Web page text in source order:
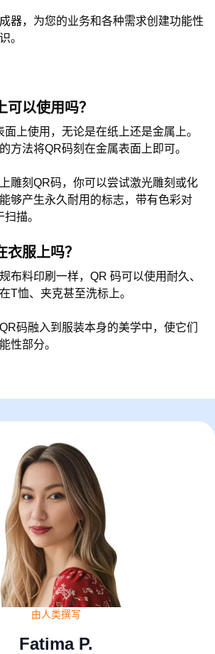
器，为您的业务和各种需求创建功能性
。
以使用吗？
上使用，无论是在纸上还是金属上。
方法将QR码刻在金属表面上即可。
雕刻QR码，你可以尝试激光雕刻或化
够产生永久耐用的标志，带有色彩对
描。
服上吗？
布料印刷一样，QR 码可以使用耐久、
T恤、夹克甚至洗标上。
码融入到服装本身的美学中，使它们
性部分。
由人类撰写
Fatima P.